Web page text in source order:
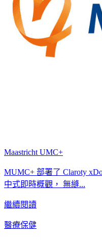
Maastricht UMC+
MUMC+ 部署了 Claroty
中式即時概觀， 無縫...
繼續閱讀
醫療保健